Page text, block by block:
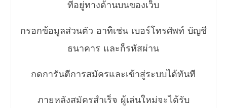
ที่อยู่ทางด้านบนของเว็บ
กรอกข้อมูลส่วนตัว อาทิเช่น เบอร์โทรศัพท์ บัญชี
ธนาคาร และก็รหัสผ่าน
กดการันตีการสมัครและเข้าสู่ระบบได้ทันที
ภายหลังสมัครสำเร็จ ผู้เล่นใหม่จะได้รับ